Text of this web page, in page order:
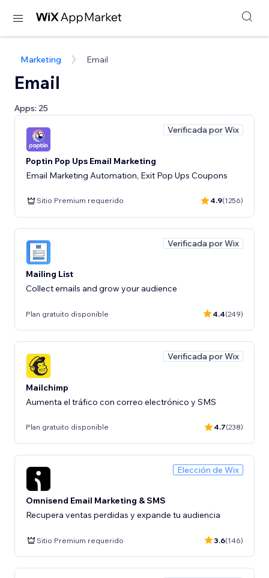
Marketing Email
Email
Apps: 25
Verificada por Wix
Poptin Pop Ups Email Marketing
Email Marketing Automation, Exit Pop Ups Coupons
Sitio Premium requerido 4.9(1256)
Verificada por Wix
Mailing List
Collect emails and grow your audience
Plan gratuito disponible 4.4(249)
Verificada por Wix
Mailchimp
Aumenta el tráfico con correo electrónico y SMS
Plan gratuito disponible 4.7(238)
Elección de Wix
Omnisend Email Marketing & SMS
Recupera ventas perdidas y expande tu audiencia
Sitio Premium requerido 3.6(146)